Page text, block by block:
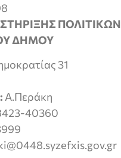
ΠΟΛΙΤΙΚΩΝ
ΔΗΜΟΥ
31
Α.Περάκη
40360